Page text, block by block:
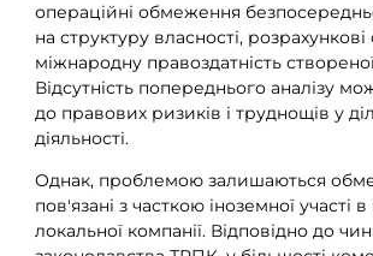
операційні обмеження
на структуру власності, розрахункові
міжнародну правоздатність
Відсутність попереднього аналізу
до правових ризиків і труднощів у
діяльності.
Однак, проблемою залишаються
пов'язані з часткою іноземної участі в
локальної компанії. Відповідно до